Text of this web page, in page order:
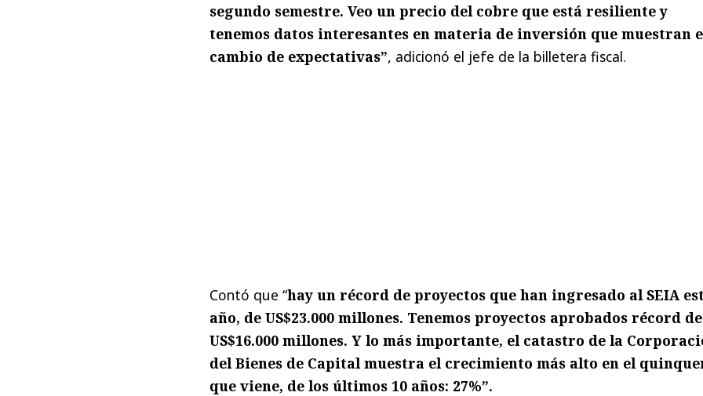
segundo semestre. Veo un precio del cobre que está resiliente y
tenemos datos interesantes en materia de inversión que muestran
cambio de expectativas”, adicionó el jefe de la billetera fiscal.
Contó que “hay un récord de proyectos que han ingresado al SEIA
año, de US$23.000 millones. Tenemos proyectos aprobados récord de
US$16.000 millones. Y lo más importante, el catastro de la
del Bienes de Capital muestra el crecimiento más alto en el
que viene, de los últimos 10 años: 27%”.